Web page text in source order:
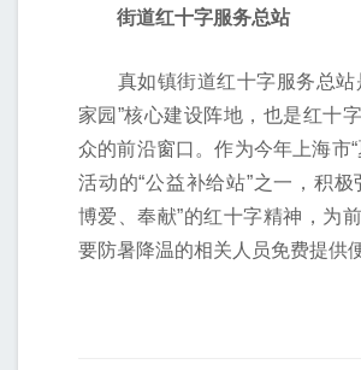
街道红十字服务总站
真如镇街道红十字服务总站
家园”核心建设阵地，也是红十
众的前沿窗口。作为今年上海市“
活动的“公益补给站”之一，积极
博爱、奉献”的红十字精神，为
要防暑降温的相关人员免费提供